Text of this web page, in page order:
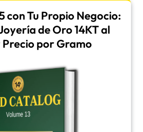
con Tu Propio Negocio:
de Oro 14KT al
por Gramo